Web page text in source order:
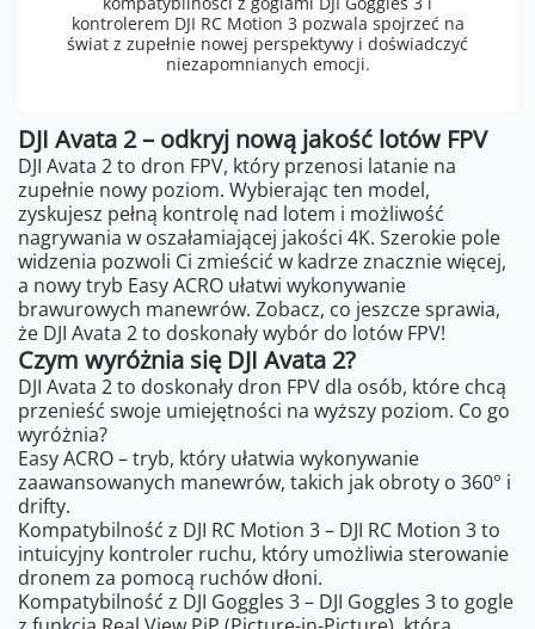
kontrolerem DJI RC Motion 3 pozwala spojrzeć na
świat z zupełnie nowej perspektywy i doświadczyć
niezapomnianych emocji.
DJI Avata 2 – odkryj nową jakość lotów FPV
DJI Avata 2 to dron FPV, który przenosi latanie na
zupełnie nowy poziom. Wybierając ten model,
zyskujesz pełną kontrolę nad lotem i możliwość
nagrywania w oszałamiającej jakości 4K. Szerokie pole
widzenia pozwoli Ci zmieścić w kadrze znacznie więcej,
a nowy tryb Easy ACRO ułatwi wykonywanie
brawurowych manewrów. Zobacz, co jeszcze sprawia,
że DJI Avata 2 to doskonały wybór do lotów FPV!
Czym wyróżnia się DJI Avata 2?
DJI Avata 2 to doskonały dron FPV dla osób, które chcą
przenieść swoje umiejętności na wyższy poziom. Co go
wyróżnia?
Easy ACRO – tryb, który ułatwia wykonywanie
zaawansowanych manewrów, takich jak obroty o 360° i
drifty.
Kompatybilność z DJI RC Motion 3 – DJI RC Motion 3 to
intuicyjny kontroler ruchu, który umożliwia sterowanie
dronem za pomocą ruchów dłoni.
Kompatybilność z DJI Goggles 3 – DJI Goggles 3 to gogle